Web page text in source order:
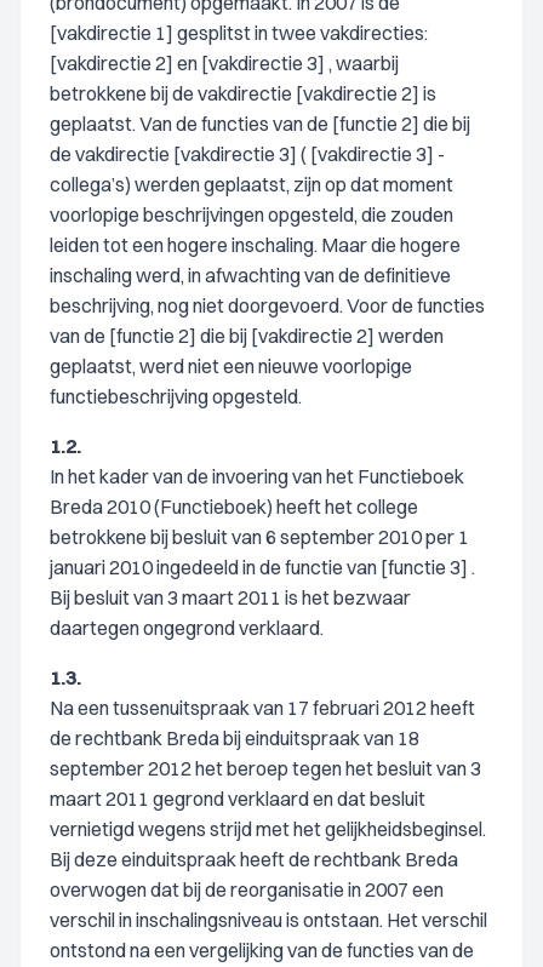
[vakdirectie 1] gesplitst in twee vakdirecties:
[vakdirectie 2] en [vakdirectie 3] , waarbij
betrokkene bij de vakdirectie [vakdirectie 2] is
geplaatst. Van de functies van de [functie 2] die bij
de vakdirectie [vakdirectie 3] ( [vakdirectie 3] -
collega’s) werden geplaatst, zijn op dat moment
voorlopige beschrijvingen opgesteld, die zouden
leiden tot een hogere inschaling. Maar die hogere
inschaling werd, in afwachting van de definitieve
beschrijving, nog niet doorgevoerd. Voor de functies
van de [functie 2] die bij [vakdirectie 2] werden
geplaatst, werd niet een nieuwe voorlopige
functiebeschrijving opgesteld.
1.2.
In het kader van de invoering van het Functieboek
Breda 2010 (Functieboek) heeft het college
betrokkene bij besluit van 6 september 2010 per 1
januari 2010 ingedeeld in de functie van [functie 3] .
Bij besluit van 3 maart 2011 is het bezwaar
daartegen ongegrond verklaard.
1.3.
Na een tussenuitspraak van 17 februari 2012 heeft
de rechtbank Breda bij einduitspraak van 18
september 2012 het beroep tegen het besluit van 3
maart 2011 gegrond verklaard en dat besluit
vernietigd wegens strijd met het gelijkheidsbeginsel.
Bij deze einduitspraak heeft de rechtbank Breda
overwogen dat bij de reorganisatie in 2007 een
verschil in inschalingsniveau is ontstaan. Het verschil
ontstond na een vergelijking van de functies van de